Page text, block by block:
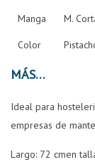
Manga M.
Color
MÁS
Ideal para
empresas de
Largo: 72 cmen